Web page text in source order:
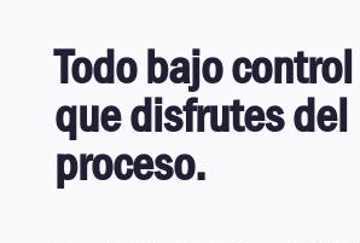
Todo bajo
que disfrutes del
proceso.